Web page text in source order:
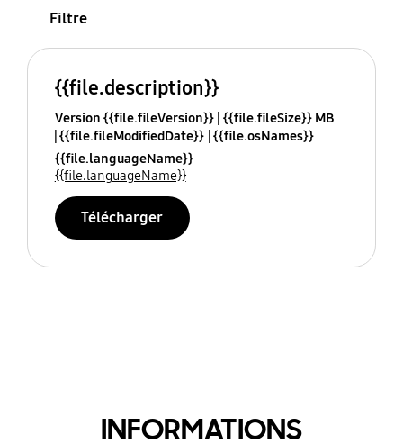
Filtre
{{file.description}}
Version {{file.fileVersion}} {{file.fileSize}} MB
{{file.fileModifiedDate}} {{file.osNames}}
{{file.languageName}}
{{file.languageName}}
Télécharger
INFORMATIONS